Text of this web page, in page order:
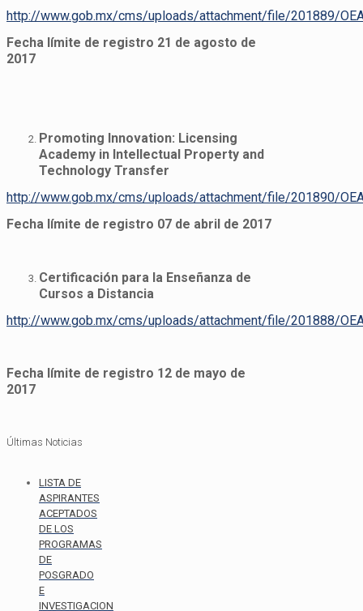
http://www.gob.mx/cms/uploads/attachment/file/201889/
Fecha límite de registro 21 de agosto de
2017
Promoting Innovation: Licensing
Academy in Intellectual Property and
Technology Transfer
http://www.gob.mx/cms/uploads/attachment/file/201890/
Fecha límite de registro 07 de abril de 2017
Certificación para la Enseñanza de
Cursos a Distancia
http://www.gob.mx/cms/uploads/attachment/file/201888/
Fecha límite de registro 12 de mayo de
2017
Últimas Noticias
LISTA DE
ASPIRANTES
ACEPTADOS
DE LOS
PROGRAMAS
DE
POSGRADO
E
INVESTIGACION